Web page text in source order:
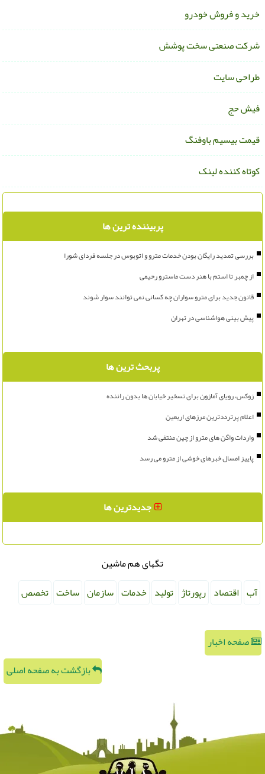
و فروش خودرو
صنعتی سخت پوشش
سایت
حج
بیسیم باوفنگ
کننده لینک
پربیننده ترین ها
بررسی تمدید رایگان بودن خدمات مترو و اتوبوس در جلسه فردای شورا
از چمبر تا استم با هنر دست ماسترو رحیمی
قانون جدید برای مترو سواران چه کسانی نمی توانند سوار شوند
پیش بینی هواشناسی در تهران
پربحث ترین ها
زوکس، رویای آمازون برای تسخیر خیابان ها بدون راننده
اعلام پرترددترین مرزهای اربعین
واردات واگن های مترو از چین منتفی شد
پاییز امسال خبرهای خوشی از مترو می رسد
جدیدترین ها
تگهای هم ماشین
آب
اقتصاد رپورتاژ تولید خدمات سازمان ساخت تخصص
صفحه اخبار
بازگشت به صفحه اصلی